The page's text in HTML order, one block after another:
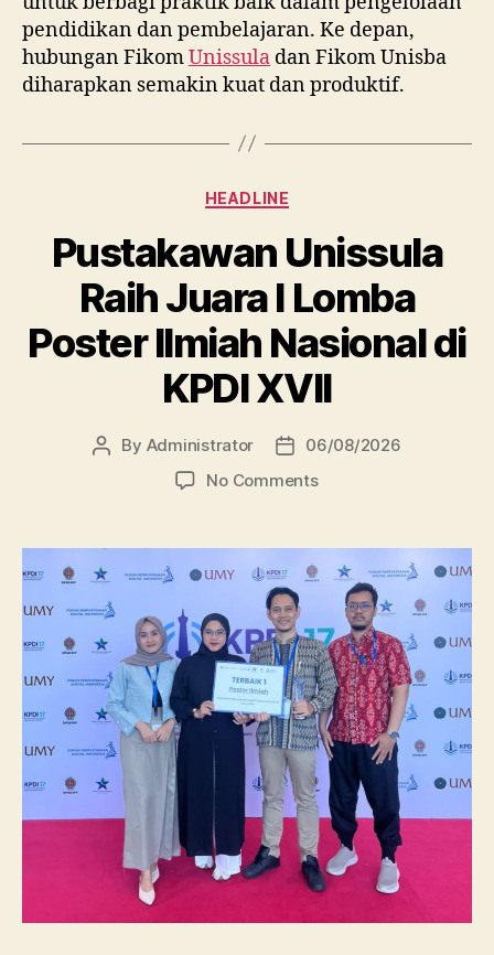
pendidikan dan pembelajaran. Ke depan,
hubungan FikomUnissula dan Fikom Unisba
diharapkan semakin kuat dan produktif.
Categories
HEADLINE
Pustakawan Unissula
Raih Juara I Lomba
Poster Ilmiah Nasional di
KPDI XVII
Post
By Administrator
Post
date
06/08/2026
No Commentson
Raih
Juara
Lomba
Poster
Ilmiah
Nasional
di
KPDI
XVII